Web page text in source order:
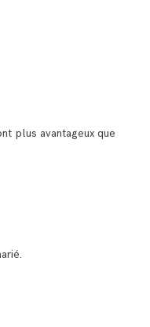
plus avantageux que